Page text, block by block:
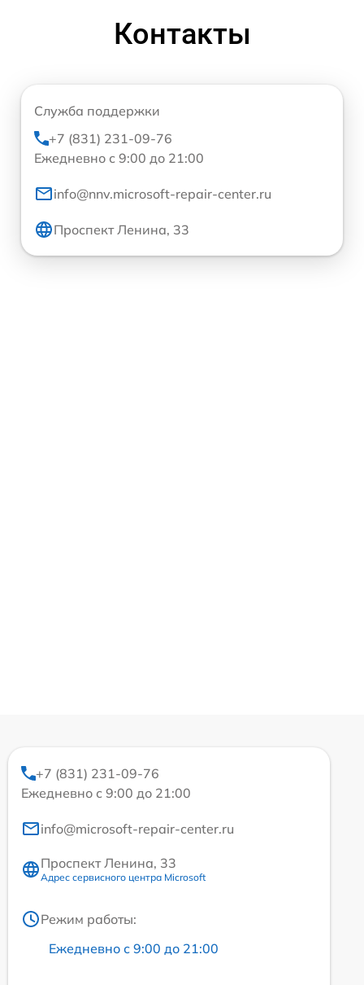
Контакты
Служба поддержки
+7 (831) 231-09-76
Ежедневно с 9:00 до 21:00
info@nnv.microsoft-repair-center.ru
Проспект Ленина, 33
+7 (831) 231-09-76
Ежедневно с 9:00 до 21:00
info@microsoft-repair-center.ru
Проспект Ленина, 33
Адрес сервисного центра Microsoft
Режим работы:
Ежедневно с 9:00 до 21:00